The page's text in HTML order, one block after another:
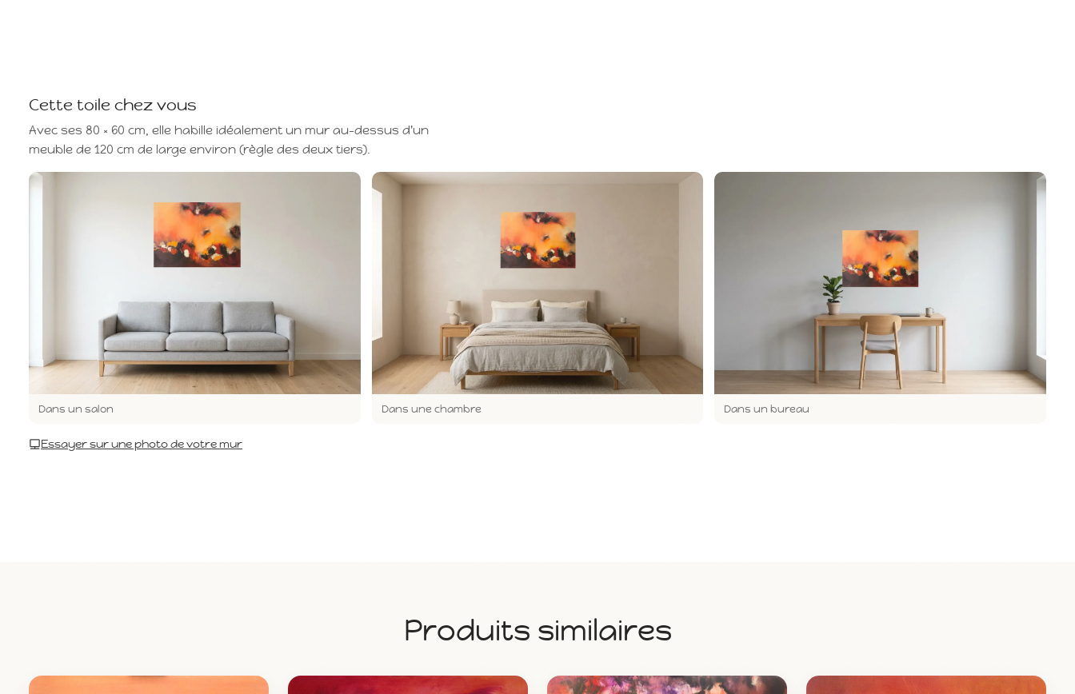
Cette toile chez vous
Avec ses 80 × 60 cm, elle habille idéalement un mur au-dessus d'un
meuble de 120 cm de large environ (règle des deux tiers).
Dans un salon Dans une chambre Dans un bureau
Essayer sur une photo de votre mur
Produits similaires